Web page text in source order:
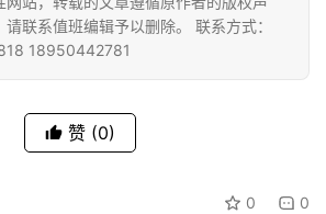
联系值班编辑予以删除。 联系方式：
18950442781
赞 (0)
0 0